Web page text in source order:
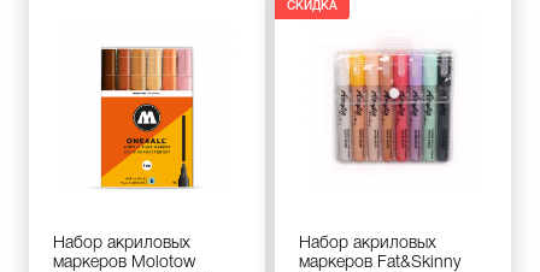
Набор акриловых
маркеров Molotow
СКИДКА
Набор акриловых
маркеров Fat&Skinny